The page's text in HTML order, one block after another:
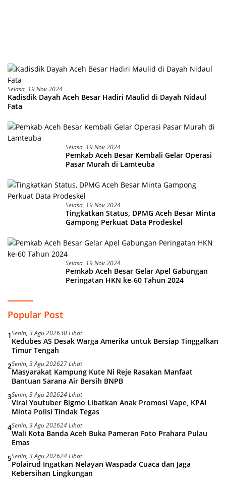
Selasa, 19 Nov 2024
Kadisdik Dayah Aceh Besar Hadiri Maulid di Dayah Nidaul
Fata
Selasa, 19 Nov 2024
Pemkab Aceh Besar Kembali Gelar Operasi
Pasar Murah di Lamteuba
Selasa, 19 Nov 2024
Tingkatkan Status, DPMG Aceh Besar Minta
Gampong Perkuat Data Prodeskel
Selasa, 19 Nov 2024
Pemkab Aceh Besar Gelar Apel Gabungan
Peringatan HKN ke-60 Tahun 2024
Popular Post
1Senin, 3 Agu 202630 Lihat
Kedubes AS Desak Warga Amerika untuk Bersiap Tinggalkan
Timur Tengah
2Senin, 3 Agu 202627 Lihat
Masyarakat Kampung Kute Ni Reje Rasakan Manfaat
Bantuan Sarana Air Bersih BNPB
3Senin, 3 Agu 202624 Lihat
Viral Youtuber Bigmo Libatkan Anak Promosi Vape, KPAI
Minta Polisi Tindak Tegas
4Senin, 3 Agu 202624 Lihat
Wali Kota Banda Aceh Buka Pameran Foto Prahara Pulau
Emas
5Senin, 3 Agu 202624 Lihat
Polairud Ingatkan Nelayan Waspada Cuaca dan Jaga
Kebersihan Lingkungan